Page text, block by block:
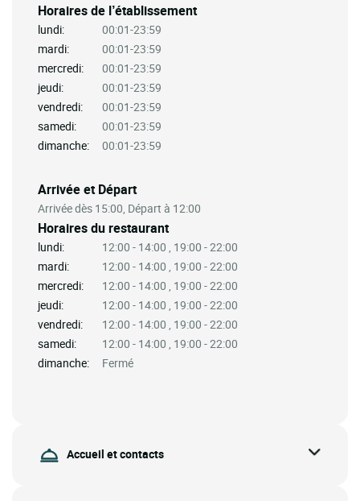
Horaires de l’établissement
lundi:
00:01-23:59
mardi:
00:01-23:59
mercredi:
00:01-23:59
jeudi:
00:01-23:59
vendredi:
00:01-23:59
samedi:
00:01-23:59
dimanche:
00:01-23:59
Arrivée et Départ
Arrivée dès 15:00, Départ à 12:00
Horaires du restaurant
lundi:
12:00 - 14:00 , 19:00 - 22:00
mardi:
12:00 - 14:00 , 19:00 - 22:00
mercredi:
12:00 - 14:00 , 19:00 - 22:00
jeudi:
12:00 - 14:00 , 19:00 - 22:00
vendredi:
12:00 - 14:00 , 19:00 - 22:00
samedi:
12:00 - 14:00 , 19:00 - 22:00
dimanche:
Fermé
Accueil et contacts